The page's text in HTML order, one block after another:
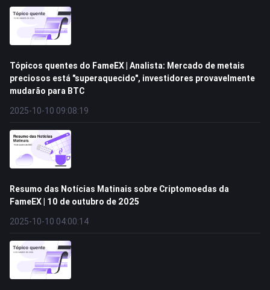
Tópicos quentes do FameEX | Analista: Mercado de metais
preciosos está "superaquecido", investidores provavelmente
mudarão para BTC
2025-10-10 09:08:19
Resumo das Notícias Matinais sobre Criptomoedas da
FameEX | 10 de outubro de 2025
2025-10-10 04:00:14